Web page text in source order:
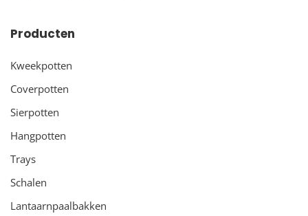
Producten
Kweekpotten
Coverpotten
Sierpotten
Hangpotten
Trays
Schalen
Lantaarnpaalbakken